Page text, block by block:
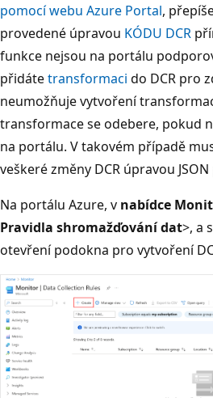
pomocí webu Azure Portal,
provedené úpravou KÓDU DCR
funkce nejsou na portálu
přidátetransformaci do DCR pro
neumožňuje vytvoření
transformace se odebere, pokud
na portálu. V takovém případě
veškeré změny DCR úpravou
Na portálu Azure, v nabídce
Pravidla shromažďování dat>, a
otevření podokna pro vytvoření